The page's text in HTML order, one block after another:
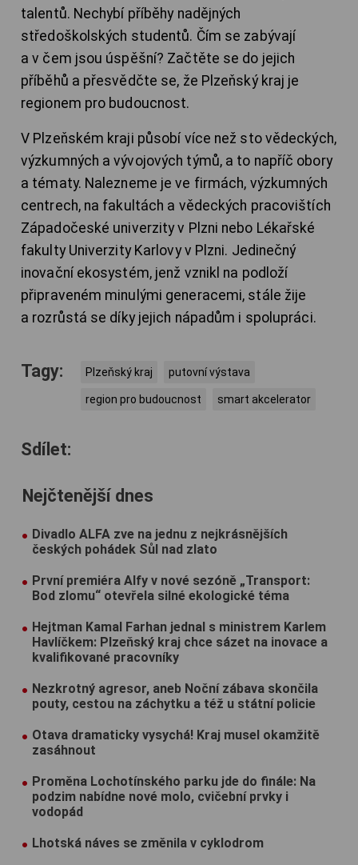
talentů. Nechybí příběhy nadějných
středoškolských studentů. Čím se zabývají
a v čem jsou úspěšní? Začtěte se do jejich
příběhů a přesvědčte se, že Plzeňský kraj je
regionem pro budoucnost.
V Plzeňském kraji působí více než sto vědeckých,
výzkumných a vývojových týmů, a to napříč obory
a tématy. Nalezneme je ve firmách, výzkumných
centrech, na fakultách a vědeckých pracovištích
Západočeské univerzity v Plzni nebo Lékařské
fakulty Univerzity Karlovy v Plzni. Jedinečný
inovační ekosystém, jenž vznikl na podloží
připraveném minulými generacemi, stále žije
a rozrůstá se díky jejich nápadům i spolupráci.
Tagy: Plzeňský kraj putovní výstava
region pro budoucnost smart akcelerator
Sdílet:
Nejčtenější dnes
Divadlo ALFA zve na jednu z nejkrásnějších
českých pohádek Sůl nad zlato
První premiéra Alfy v nové sezóně „Transport:
Bod zlomu“ otevřela silné ekologické téma
Hejtman Kamal Farhan jednal s ministrem Karlem
Havlíčkem: Plzeňský kraj chce sázet na inovace a
kvalifikované pracovníky
Nezkrotný agresor, aneb Noční zábava skončila
pouty, cestou na záchytku a též u státní policie
Otava dramaticky vysychá! Kraj musel okamžitě
zasáhnout
Proměna Lochotínského parku jde do finále: Na
podzim nabídne nové molo, cvičební prvky i
vodopád
Lhotská náves se změnila v cyklodrom